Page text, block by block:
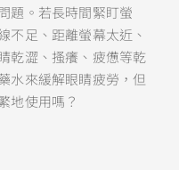
題。若長時間緊盯螢
不足、距離螢幕太近、
乾澀、搔癢、疲憊等乾
水來緩解眼睛疲勞，但
地使用嗎？